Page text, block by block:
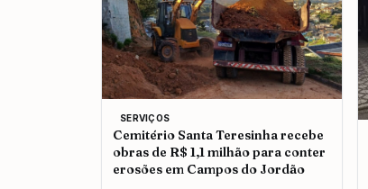
SERVIÇOS
Cemitério Santa Teresinha recebe
obras de R$ 1,1 milhão para conter
erosões em Campos do Jordão